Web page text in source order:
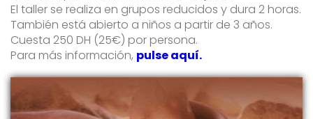
El taller se realiza en grupos reducidos y dura 2 horas.
También está abierto a niños a partir de 3 años.
Cuesta 250 DH (25€) por persona.
Para más información, pulse aquí.